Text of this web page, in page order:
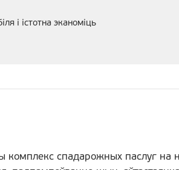
і істотна эканоміць
комплекс спадарожных паслуг на